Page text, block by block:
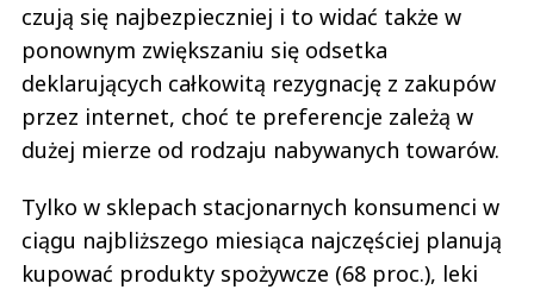
czują się najbezpieczniej i to widać także w
ponownym zwiększaniu się odsetka
deklarujących całkowitą rezygnację z zakupów
przez internet, choć te preferencje zależą w
dużej mierze od rodzaju nabywanych towarów.
Tylko w sklepach stacjonarnych konsumenci w
ciągu najbliższego miesiąca najczęściej planują
kupować produkty spożywcze (68 proc.), leki